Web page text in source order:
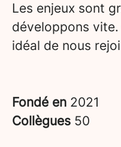
Les enjeux sont
développons
idéal de nous
Fondé en 2021
Collègues 50